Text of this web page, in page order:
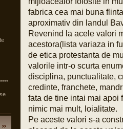
fabrica cea mai buna
aproximativ din landul
Revenind la acele valori
acestora(lista variaza in
de etica protestanta de
valorile intr-o scurta
disciplina, punctualitate,
credinte, franchete,
fata de tine intai mai apoi
nimic mai mult, loialitate.
Pe aceste valori s-a